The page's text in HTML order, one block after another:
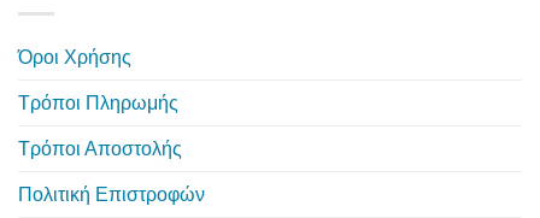
Όροι Χρήσης
Τρόποι Πληρωμής
Τρόποι Αποστολής
Πολιτική Επιστροφών